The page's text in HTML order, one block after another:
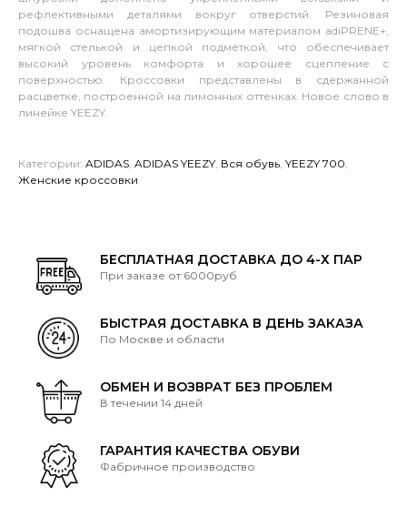
рефлективными деталями вокруг отверстий. Резиновая
подошва оснащена амортизирующим материалом adiPRENE+,
мягкой стелькой и цепкой подмёткой, что обеспечивает
высокий уровень комфорта и хорошее сцепление с
поверхностью. Кроссовки представлены в сдержанной
расцветке, построенной на лимонных оттенках. Новое слово в
линейке YEEZY.
yeezy-
boost-
Категории: ADIDAS ADIDAS YEEZY Вся обувь YEEZY 700
Женские кроссовки
БЕСПЛАТНАЯ ДОСТАВКА ДО 4-Х ПАР
При заказе от 6000руб
БЫСТРАЯ ДОСТАВКА В ДЕНЬ ЗАКАЗА
По Москве и области
ОБМЕН И ВОЗВРАТ БЕЗ ПРОБЛЕМ
В течении 14 дней
ГАРАНТИЯ КАЧЕСТВА ОБУВИ
Фабричное производство